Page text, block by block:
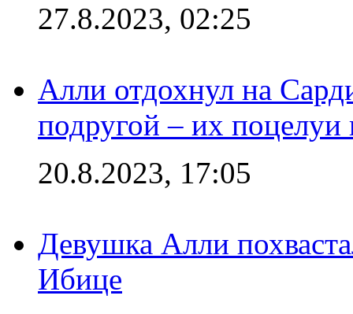
27.8.2023, 02:25
Алли отдохнул на
подругой – их поцелуи
20.8.2023, 17:05
Девушка Алли
Ибице